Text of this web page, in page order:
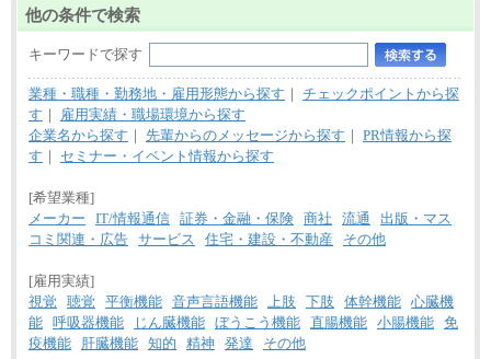
他の条件で検索
キーワードで探す
業種・職種・勤務地・雇用形態から探す ｜ チェックポイントから探
す ｜
雇用実績・職場環境から探す
企業名から探す ｜ 先輩からのメッセージから探す ｜ PR情報から探
す ｜ セミナー・イベント情報から探す
[希望業種]
メーカー
IT/情報通信 証券・金融・保険 商社 流通
出版・マス
コミ関連・広告 サービス 住宅・建設・不動産 その他
[雇用実績]
視覚
聴覚 平衡機能 音声言語機能 上肢 下肢 体幹機能 心臓機
能 呼吸器機能 じん臓機能 ぼうこう機能 直腸機能 小腸機能 免
疫機能
肝臓機能 知的 精神 発達 その他